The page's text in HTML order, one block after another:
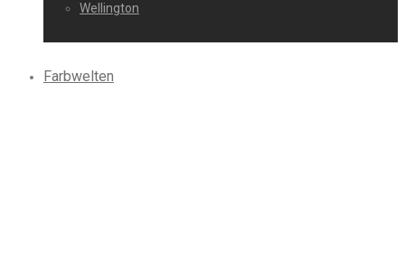
Wellington
Farbwelten